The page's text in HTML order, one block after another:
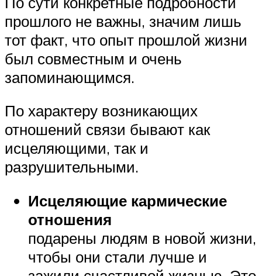
прошлого не важны, значим лишь
тот факт, что опыт прошлой жизни
был совместным и очень
запоминающимся.
По характеру возникающих
отношений связи бывают как
исцеляющими, так и
разрушительными.
Исцеляющие кармические
отношения
подарены людям в новой жизни,
чтобы они стали лучше и